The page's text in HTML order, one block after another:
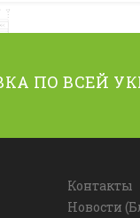
ПО ВСЕЙ
Контакты
Новости